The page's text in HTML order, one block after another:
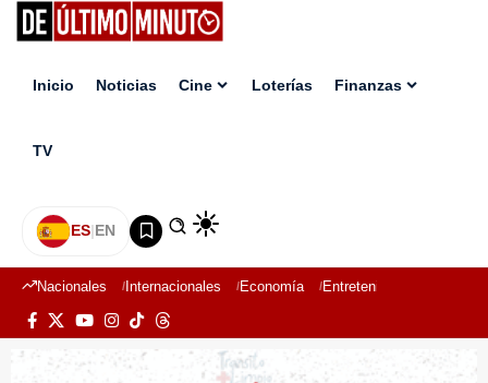
Inicio Noticias Cine Loterías Finanzas
TV
ES|EN
Nacionales Internacionales Economía Entretenimiento